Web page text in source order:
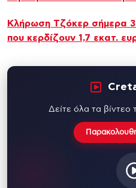
Κλήρωση Τζόκερ σήμερα
που κερδίζουν 1,7 εκατ.
Δείτε όλα τα